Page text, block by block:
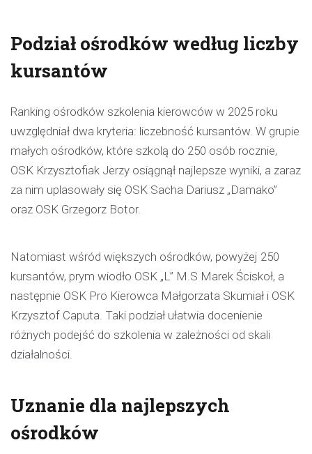
Podział ośrodków według liczby
kursantów
Ranking ośrodków szkolenia kierowców w 2025 roku
uwzględniał dwa kryteria: liczebność kursantów. W grupie
małych ośrodków, które szkolą do 250 osób rocznie,
OSK Krzysztofiak Jerzy osiągnął najlepsze wyniki, a zaraz
za nim uplasowały się OSK Sacha Dariusz „Damako”
oraz OSK Grzegorz Botor.
Natomiast wśród większych ośrodków, powyżej 250
kursantów, prym wiodło OSK „L” M.S Marek Ściskoł, a
następnie OSK Pro Kierowca Małgorzata Skumiał i OSK
Krzysztof Caputa. Taki podział ułatwia docenienie
różnych podejść do szkolenia w zależności od skali
działalności.
Uznanie dla najlepszych
ośrodków